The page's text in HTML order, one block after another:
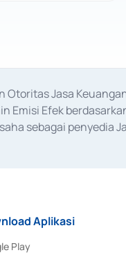
Jasa
Emisi Efek
sebagai penyedia
Aplikasi
Play